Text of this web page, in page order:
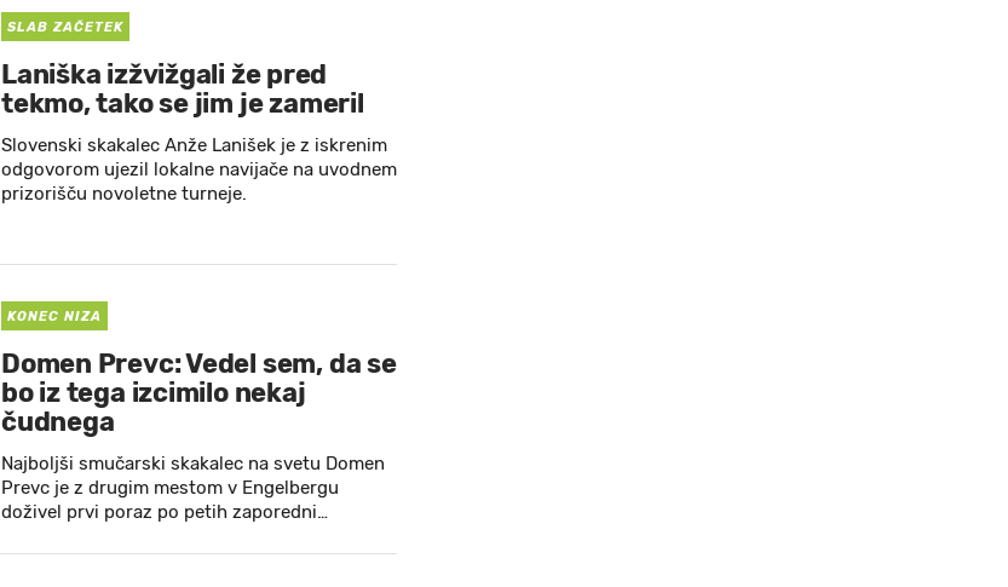
SLAB ZAČETEK
Laniška izžvižgali že pred
tekmo, tako se jim je zameril
Slovenski skakalec Anže Lanišek je z iskrenim
odgovorom ujezil lokalne navijače na uvodnem
prizorišču novoletne turneje.
KONEC NIZA
Domen Prevc: Vedel sem, da se
bo iz tega izcimilo nekaj
čudnega
Najboljši smučarski skakalec na svetu Domen
Prevc je z drugim mestom v Engelbergu
doživel prvi poraz po petih zaporedni…